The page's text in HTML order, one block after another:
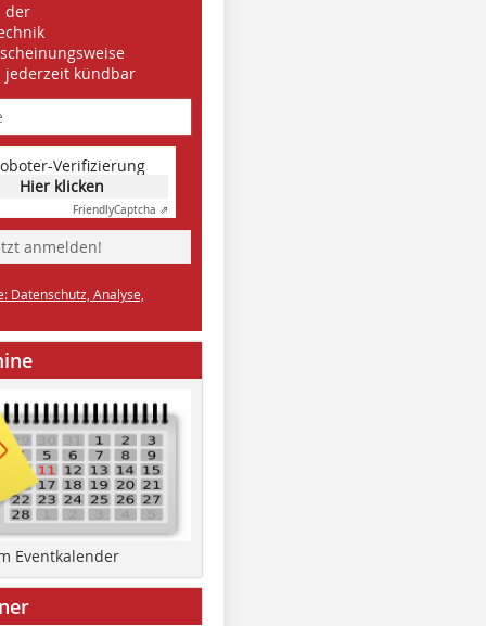
der
jederzeit kündbar
Verifizierung
Hier klicken
FriendlyCaptcha ⇗
anmelden!
Datenschutz, Analyse,
Eventkalender